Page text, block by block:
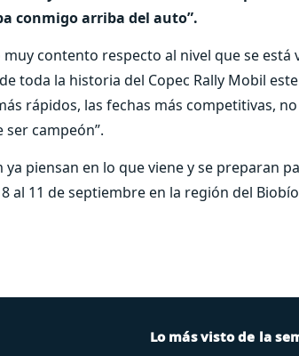
conmigo arriba del auto”.
contento respecto al nivel que se está
toda la historia del Copec Rally Mobil
rápidos, las fechas más competitivas,
campeón”.
ya piensan en lo que viene y se preparan
al 11 de septiembre en la región del
Lo más visto de la